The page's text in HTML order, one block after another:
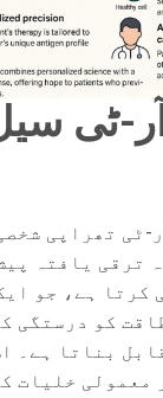
ٹی
ٹی تھراپی
ترقی یافتہ
کرتا ہے، جو
کو درستگی
بناتا ہے۔
معمولی خلیات